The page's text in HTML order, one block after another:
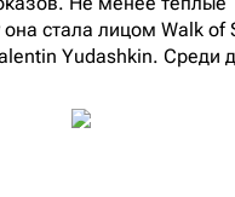
стала лицом Walk of
Yudashkin. Среди